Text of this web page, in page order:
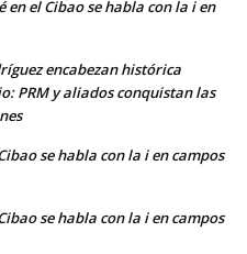
en el Cibao se habla con la i en
encabezan histórica
PRM y aliados conquistan las
se habla con la i en campos
se habla con la i en campos